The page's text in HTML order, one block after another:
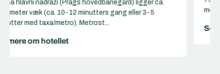
med taxa/metro). Metrosta...
Se mere om hotellet